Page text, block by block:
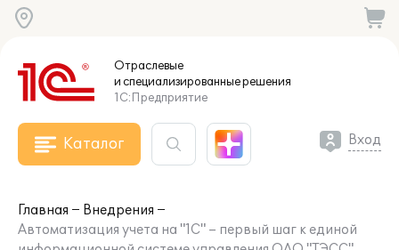
Отраслевые
и специализированныерешения
1С:Предприятие
Каталог Вход
Главная
Внедрения
Автоматизация учета на "1С" – первый шаг к единой